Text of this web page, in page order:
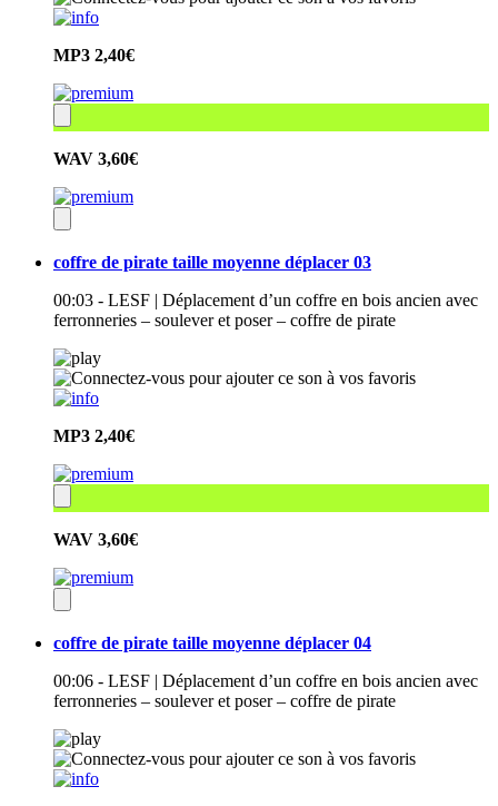
MP3 2,40€
WAV 3,60€
coffre de pirate taille moyenne déplacer 03
00:03 - LESF | Déplacement d’un coffre en bois ancien avec
ferronneries – soulever et poser – coffre de pirate
MP3 2,40€
WAV 3,60€
coffre de pirate taille moyenne déplacer 04
00:06 - LESF | Déplacement d’un coffre en bois ancien avec
ferronneries – soulever et poser – coffre de pirate